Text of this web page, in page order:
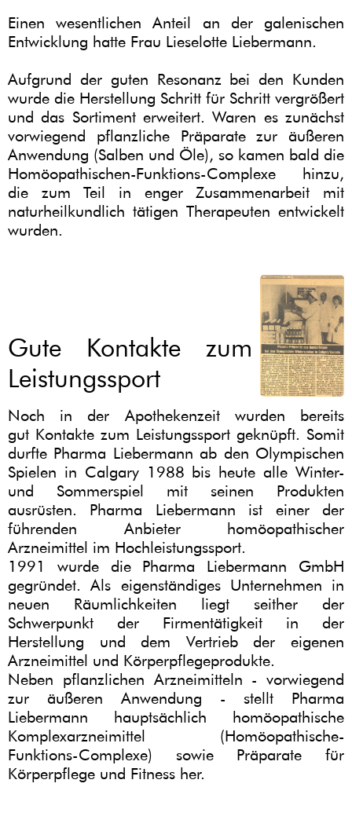
Einen wesentlichen Anteil an der galenischen
Entwicklung hatte Frau Lieselotte Liebermann.
Aufgrund der guten Resonanz bei den Kunden
wurde die Herstellung Schritt für Schritt vergrößert
und das Sortiment erweitert. Waren es zunächst
vorwiegend pflanzliche Präparate zur äußeren
Anwendung (Salben und Öle), so kamen bald die
Homöopathischen-Funktions-Complexe hinzu,
die zum Teil in enger Zusammenarbeit mit
naturheilkundlich tätigen Therapeuten entwickelt
wurden.
Gute Kontakte zum
Leistungssport
Noch in der Apothekenzeit wurden bereits
gut Kontakte zum Leistungssport geknüpft. Somit
durfte Pharma Liebermann ab den Olympischen
Spielen in Calgary 1988 bis heute alle Winter-
und Sommerspiel mit seinen Produkten
ausrüsten. Pharma Liebermann ist einer der
führenden Anbieter homöopathischer
Arzneimittel im Hochleistungssport.
1991 wurde die Pharma Liebermann GmbH
gegründet. Als eigenständiges Unternehmen in
neuen Räumlichkeiten liegt seither der
Schwerpunkt der Firmentätigkeit in der
Herstellung und dem Vertrieb der eigenen
Arzneimittel und Körperpflegeprodukte.
Neben pflanzlichen Arzneimitteln - vorwiegend
zur äußeren Anwendung - stellt Pharma
Liebermann hauptsächlich homöopathische
Komplexarzneimittel (Homöopathische-
Funktions-Complexe) sowie Präparate für
Körperpflege und Fitness her.